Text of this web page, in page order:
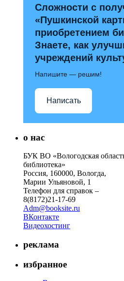
Сложности с
«Пушкинской
приобретением
Знаете, как
учреждений
Напишите — решим!
Написать
о нас
БУК ВО «Вологодская
библиотека»
Россия, 160000, Вологда,
Марии Ульяновой, 1
Телефон для справок –
8(8172)21-17-69
Adm@booksite.ru
ВКонтакте
Видеохостинг
реклама
избранное